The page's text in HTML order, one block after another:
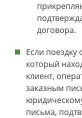
договора.
Если поездку
который
клиент,
заказным
письма,